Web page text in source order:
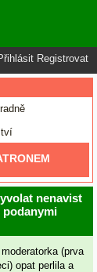
Registrovat
nenavist
(prva
opat perlila a